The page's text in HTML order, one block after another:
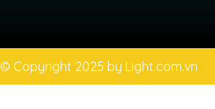
© Copyright 2025 by Light.com.vn